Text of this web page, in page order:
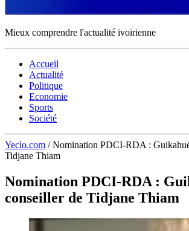
Mieux comprendre l'actualité ivoirienne
Accueil
Actualité
Politique
Economie
Sports
Société
Yeclo.com / Nomination PDCI-RDA :
Tidjane Thiam
Nomination PDCI-RDA :
conseiller de Tidjane Thiam